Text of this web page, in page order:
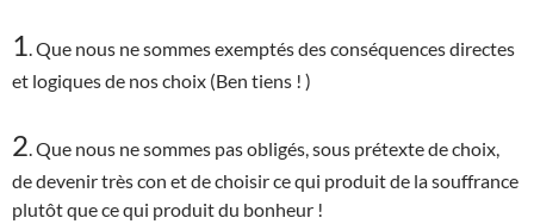
1 . Que nous ne sommes exemptés des conséquences directes
et logiques de nos choix (Ben tiens ! )
2 . Que nous ne sommes pas obligés, sous prétexte de choix,
de devenir très con et de choisir ce qui produit de la souffrance
plutôt que ce qui produit du bonheur !